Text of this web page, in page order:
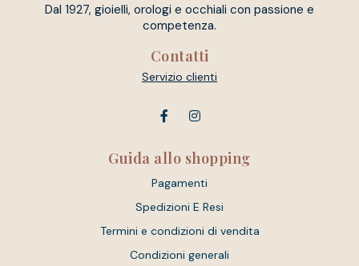
Dal 1927, gioielli, orologi e occhiali con passione e
competenza.
Contatti
Servizio clienti
Guida allo shopping
Pagamenti
Spedizioni E Resi
Termini e condizioni di vendita
Condizioni generali